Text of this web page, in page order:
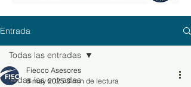
Entrada
Todas las entradas
Todas las entradas
Fiecco Asesores
8 may 2025 3 min de lectura